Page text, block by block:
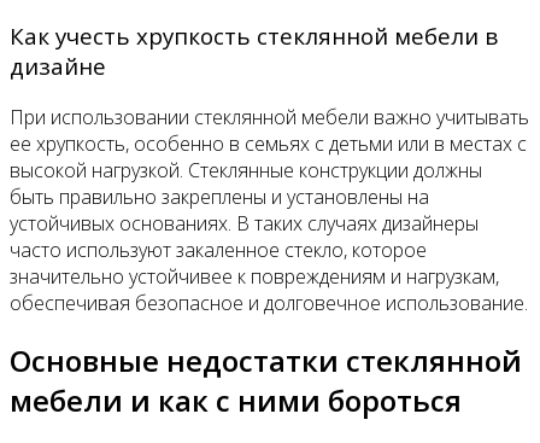
Как учесть хрупкость стеклянной мебели в
дизайне
При использовании стеклянной мебели важно учитывать
ее хрупкость, особенно в семьях с детьми или в местах с
высокой нагрузкой. Стеклянные конструкции должны
быть правильно закреплены и установлены на
устойчивых основаниях. В таких случаях дизайнеры
часто используют закаленное стекло, которое
значительно устойчивее к повреждениям и нагрузкам,
обеспечивая безопасное и долговечное использование.
Основные недостатки стеклянной
мебели и как с ними бороться